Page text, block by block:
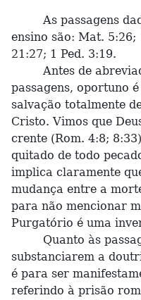
As passagens
ensino são: Mat. 5:26;
21:27; 1 Ped. 3:19.
Antes de
passagens, oportuno
salvação totalmente
Cristo. Vimos que
crente (Rom. 4:8;
quitado de todo
implica claramente
mudança entre a
para não mencionar
Purgatório é uma
Quanto às
substanciarem a
é para ser
referindo à prisão